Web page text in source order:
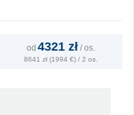
od 4321 zł / os.
8641 zł (1994 €) / 2 os.